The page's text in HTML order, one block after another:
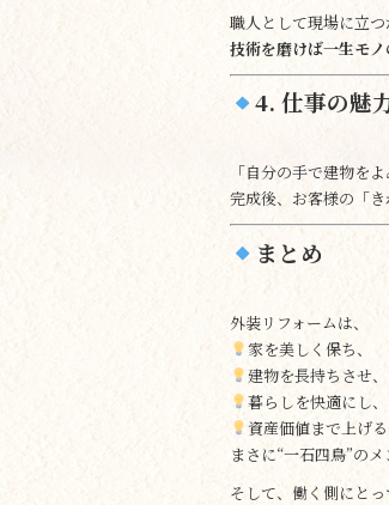
職人として現場に立
技術を磨けば一生モ
4. 仕事の魅
「自分の手で建物を
完成後、お客様の「
まとめ
外装リフォームは、
家を美しく保ち、
建物を長持ちさせ、
暮らしを快適にし、
資産価値まで上げ
まさに“一石四鳥”のメ
そして、働く側にとっ